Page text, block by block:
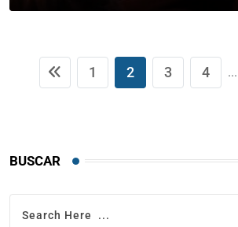
1 2 3 4 ...
BUSCAR